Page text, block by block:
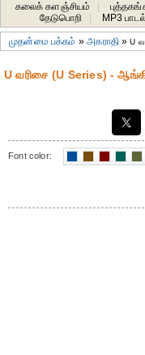
கலைக் களஞ்சியம்
தேடுபொறி
MP3
முதன்மை பக்கம் »அகராதி»U
U வரிசை (U Series) -
Font color: